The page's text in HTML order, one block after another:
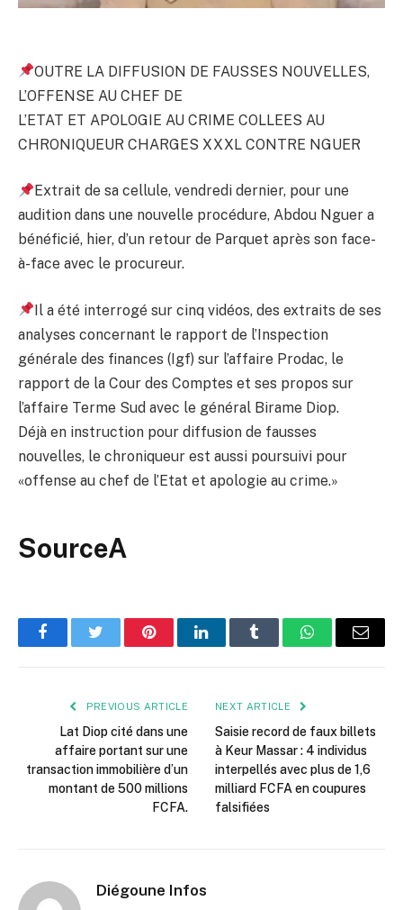
OUTRE LA DIFFUSION DE FAUSSES NOUVELLES,
L’OFFENSE AU CHEF DE
L’ETAT ET APOLOGIE AU CRIME COLLEES AU
CHRONIQUEUR CHARGES XXXL CONTRE NGUER
Extrait de sa cellule, vendredi dernier, pour une
audition dans une nouvelle procédure, Abdou Nguer a
bénéficié, hier, d’un retour de Parquet après son face-
à-face avec le procureur.
Il a été interrogé sur cinq vidéos, des extraits de ses
analyses concernant le rapport de l’Inspection
générale des finances (Igf) sur l’affaire Prodac, le
rapport de la Cour des Comptes et ses propos sur
l’affaire Terme Sud avec le général Birame Diop.
Déjà en instruction pour diffusion de fausses
nouvelles, le chroniqueur est aussi poursuivi pour
«offense au chef de l’Etat et apologie au crime.»
SourceA
FacebookTwitter PinterestLinkedInTumblr WhatsAppEmail
PREVIOUS ARTICLE
Lat Diop cité dans une
affaire portant sur une
transaction immobilière d’un
montant de 500 millions
FCFA.
NEXT ARTICLE
Saisie record de faux billets
à Keur Massar : 4 individus
interpellés avec plus de 1,6
milliard FCFA en coupures
falsifiées
Diégoune Infos